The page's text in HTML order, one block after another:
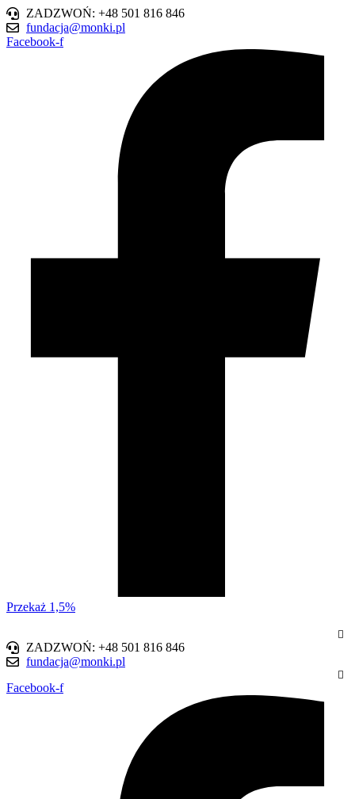
ZADZWOŃ: +48 501 816 846
fundacja@monki.pl
Facebook-f
Przekaż 1,5%
ZADZWOŃ: +48 501 816 846
fundacja@monki.pl
Facebook-f